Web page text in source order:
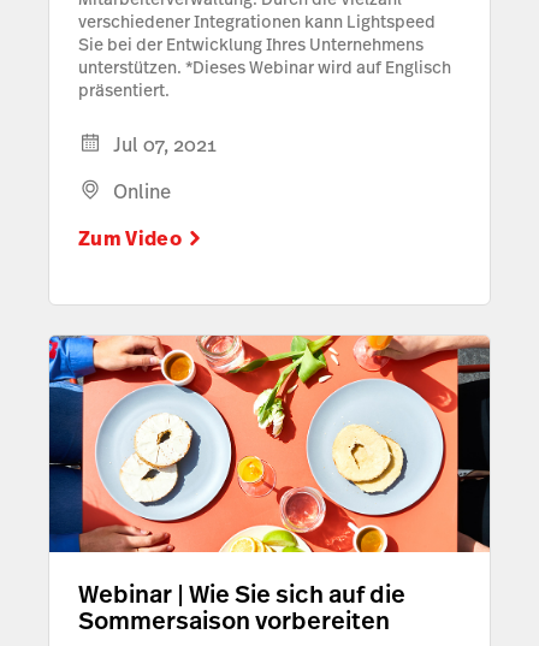
verschiedener Integrationen kann Lightspeed
Sie bei der Entwicklung Ihres Unternehmens
unterstützen. *Dieses Webinar wird auf Englisch
präsentiert.
Jul 07, 2021
Online
Zum Video
Webinar | Wie Sie sich auf die
Sommersaison vorbereiten